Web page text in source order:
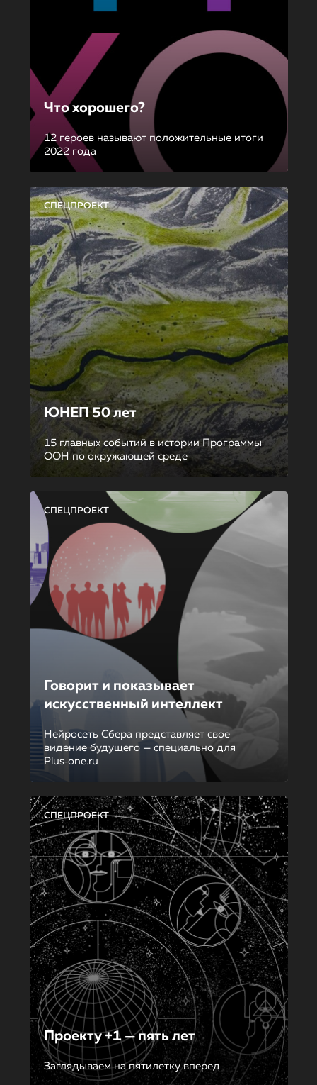
Что хорошего?
12 героев называют положительные итоги
2022 года
СПЕЦПРОЕКТ
ЮНЕП 50 лет
15 главных событий в истории Программы
ООН по окружающей среде
СПЕЦПРОЕКТ
Говорит и показывает
искусственный интеллект
Нейросеть Сбера представляет свое
видение будущего — специально для
Plus‑one.ru
СПЕЦПРОЕКТ
Проекту +1 — пять лет
Заглядываем на пятилетку вперед